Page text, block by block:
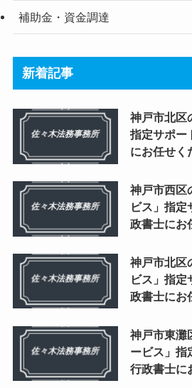
補助金・資金調達
新着記事
神戸市北区
指定サポー
にお任せく
神戸市西区
ビス」指定
政書士にお
神戸市北区
ビス」指定
政書士にお
神戸市東灘
ービス」指
行政書士に